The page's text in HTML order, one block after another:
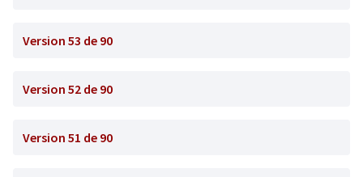
Version 53 de 90
Version 52 de 90
Version 51 de 90